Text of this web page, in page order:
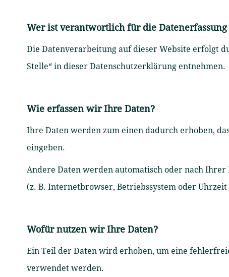
Wer ist verantwortlich für die Datenerfassung
Die Datenverarbeitung auf dieser Website erfolgt
Stelle“ in dieser Datenschutzerklärung entnehmen.
Wie erfassen wir Ihre Daten?
Ihre Daten werden zum einen dadurch erhoben,
eingeben.
Andere Daten werden automatisch oder nach Ihrer
(z. B. Internetbrowser, Betriebssystem oder
Wofür nutzen wir Ihre Daten?
Ein Teil der Daten wird erhoben, um eine
verwendet werden.